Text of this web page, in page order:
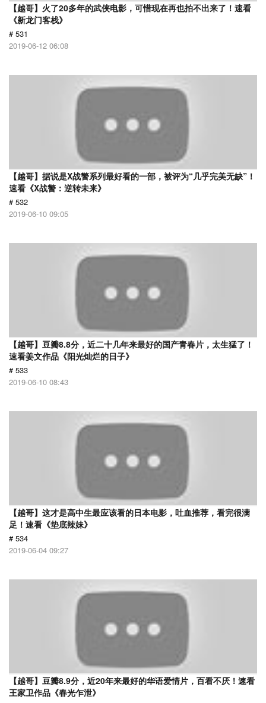
【越哥】火了20多年的武侠电影，可惜现在再也拍不出来了！速看
《新龙门客栈》
# 531
2019-06-12 06:08
【越哥】据说是X战警系列最好看的一部，被评为“几乎完美无缺”！
速看《X战警：逆转未来》
# 532
2019-06-10 09:05
【越哥】豆瓣8.8分，近二十几年来最好的国产青春片，太生猛了！
速看姜文作品《阳光灿烂的日子》
# 533
2019-06-10 08:43
【越哥】这才是高中生最应该看的日本电影，吐血推荐，看完很满
足！速看《垫底辣妹》
# 534
2019-06-04 09:27
【越哥】豆瓣8.9分，近20年来最好的华语爱情片，百看不厌！速看
王家卫作品《春光乍泄》